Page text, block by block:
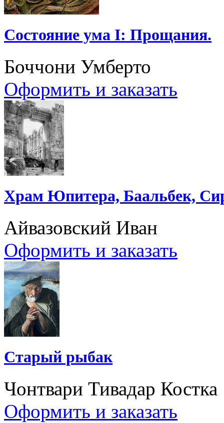
Состояние ума I: Прощания.
Боччони Умберто
Оформить и заказать
Храм Юпитера, Баальбек,
Айвазовский Иван
Оформить и заказать
Старый рыбак
Чонтвари Тивадар Костка
Оформить и заказать